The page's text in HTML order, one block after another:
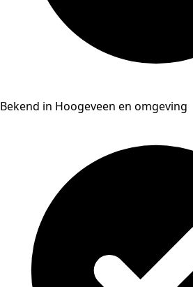
Bekend in Hoogeveen en omgeving